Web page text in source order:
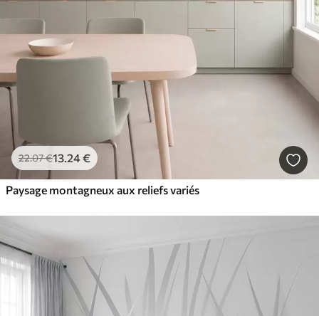
22.07€13.24€
Paysage montagneux aux reliefs variés